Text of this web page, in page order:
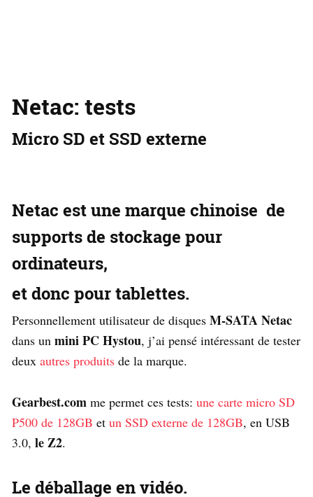
Netac: tests
Micro SD et SSD externe
Netac est une marque chinoise de
supports de stockage pour
ordinateurs,
et donc pour tablettes.
Personnellement utilisateur de disques M-SATA Netac
dans un mini PC Hystou, j’ai pensé intéressant de tester
deux autres produits de la marque.
Gearbest.com me permet ces tests: une carte micro SD
P500 de 128GB et un SSD externe de 128GB, en USB
3.0, le Z2.
Le déballage en vidéo.